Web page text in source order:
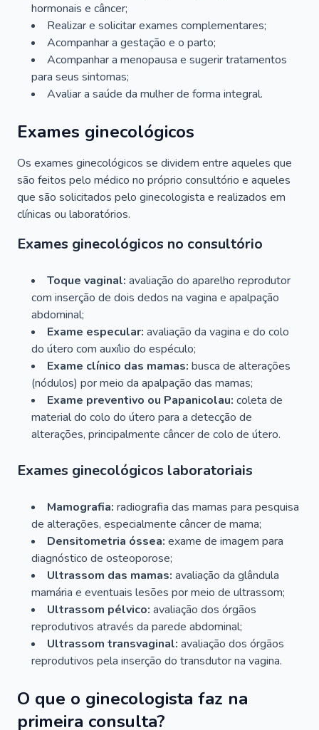
hormonais e câncer;
Realizar e solicitar exames complementares;
Acompanhar a gestação e o parto;
Acompanhar a menopausa e sugerir tratamentos
para seus sintomas;
Avaliar a saúde da mulher de forma integral.
Exames ginecológicos
Os exames ginecológicos se dividem entre aqueles que
são feitos pelo médico no próprio consultório e aqueles
que são solicitados pelo ginecologista e realizados em
clínicas ou laboratórios.
Exames ginecológicos no consultório
Toque vaginal: avaliação do aparelho reprodutor
com inserção de dois dedos na vagina e apalpação
abdominal;
Exame especular: avaliação da vagina e do colo
do útero com auxílio do espéculo;
Exame clínico das mamas: busca de alterações
(nódulos) por meio da apalpação das mamas;
Exame preventivo ou Papanicolau: coleta de
material do colo do útero para a detecção de
alterações, principalmente câncer de colo de útero.
Exames ginecológicos laboratoriais
Mamografia: radiografia das mamas para pesquisa
de alterações, especialmente câncer de mama;
Densitometria óssea: exame de imagem para
diagnóstico de osteoporose;
Ultrassom das mamas: avaliação da glândula
mamária e eventuais lesões por meio de ultrassom;
Ultrassom pélvico: avaliação dos órgãos
reprodutivos através da parede abdominal;
Ultrassom transvaginal: avaliação dos órgãos
reprodutivos pela inserção do transdutor na vagina.
O que o ginecologista faz na
primeira consulta?